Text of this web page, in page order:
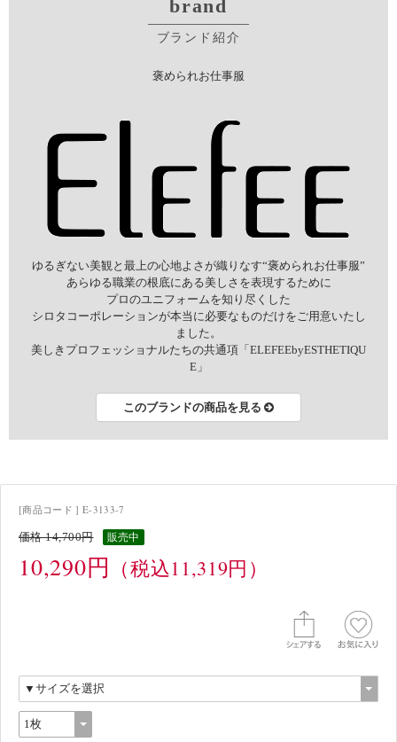
brand
ブランド紹介
褒められお仕事服
ゆるぎない美観と最上の心地よさが織りなす“褒められお仕事服”
あらゆる職業の根底にある美しさを表現するために
プロのユニフォームを知り尽くした
シロタコーポレーションが本当に必要なものだけをご用意いたし
ました。
美しきプロフェッショナルたちの共通項「ELEFEEbyESTHETIQU
E」
このブランドの商品を見る
[商品コード ] E-3133-7
価格 14,700円 販売中
10,290円 （税込11,319円）